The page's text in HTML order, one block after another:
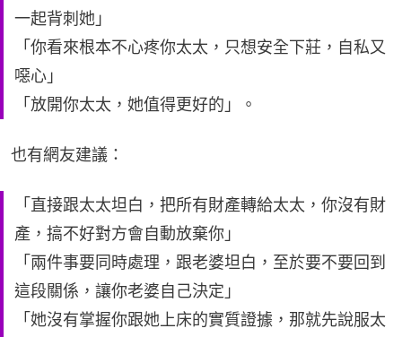
一起背刺她」
「你看來根本不心疼你太太，只想安全下莊，自私又
噁心」
「放開你太太，她值得更好的」。
也有網友建議：
「直接跟太太坦白，把所有財產轉給太太，你沒有財
產，搞不好對方會自動放棄你」
「兩件事要同時處理，跟老婆坦白，至於要不要回到
這段關係，讓你老婆自己決定」
「她沒有掌握你跟她上床的實質證據，那就先說服太